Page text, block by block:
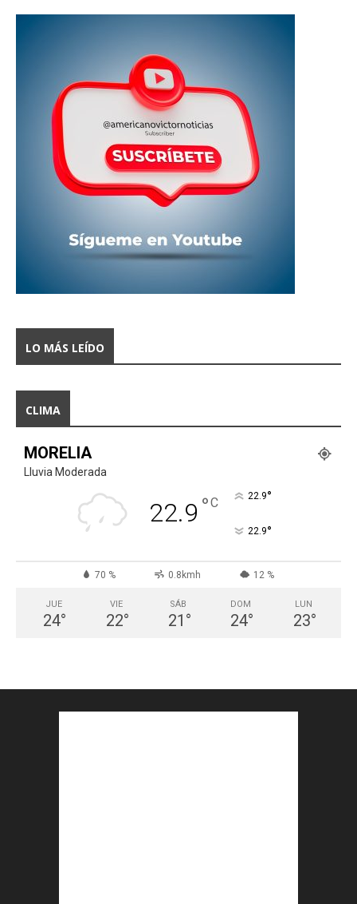
LO MÁS LEÍDO
CLIMA
MORELIA
Lluvia Moderada
22.9 °C 22.9°
22.9°
70 % 0.8kmh 12 %
JUE
24°
VIE
22°
SÁB
21 °
DOM
24°
LUN
23°